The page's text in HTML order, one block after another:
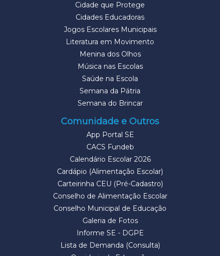
Cidade que Protege
Cidades Educadoras
Jogos Escolares Municipais
Literatura em Movimento
Menina dos Olhos
Música nas Escolas
Saúde na Escola
Semana da Pátria
Semana do Brincar
Comunidade e Outros
App Portal SE
CACS Fundeb
Calendário Escolar 2026
Cardápio (Alimentação Escolar)
Carteirinha CEU (Pré-Cadastro)
Conselho de Alimentação Escolar
Conselho Municipal de Educação
Galeria de Fotos
Informe SE - DGPE
Lista de Demanda (Consulta)